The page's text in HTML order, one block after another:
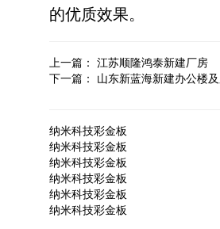
的优质效果。
上一篇： 江苏顺隆鸿泰新建厂房
下一篇： 山东新蓝海新建办公楼
纳米科技彩金板
纳米科技彩金板
纳米科技彩金板
纳米科技彩金板
纳米科技彩金板
纳米科技彩金板